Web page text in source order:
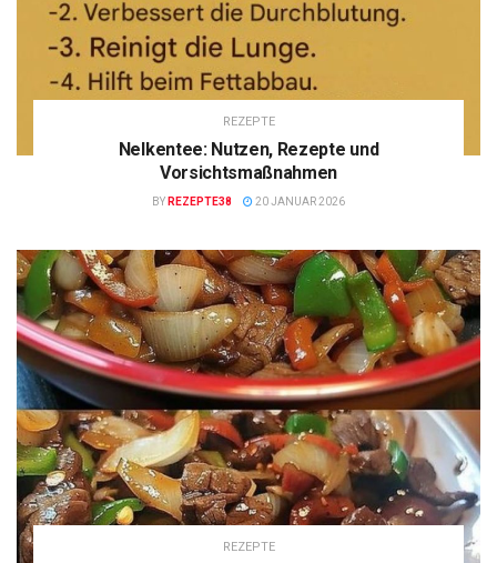
REZEPTE
Nelkentee: Nutzen, Rezepte und
Vorsichtsmaßnahmen
BY REZEPTE38 20 JANUAR 2026
REZEPTE